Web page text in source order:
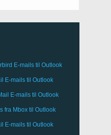
E-mails til Outlook
E-mails til Outlook
E-mails til Outlook
fra Mbox til Outlook
E-mails til Outlook